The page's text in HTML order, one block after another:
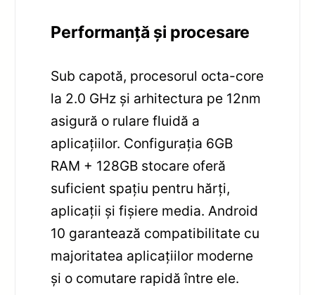
Performanță și procesare
Sub capotă, procesorul octa-core
la 2.0 GHz și arhitectura pe 12nm
asigură o rulare fluidă a
aplicațiilor. Configurația 6GB
RAM + 128GB stocare oferă
suficient spațiu pentru hărți,
aplicații și fișiere media. Android
10 garantează compatibilitate cu
majoritatea aplicațiilor moderne
și o comutare rapidă între ele.